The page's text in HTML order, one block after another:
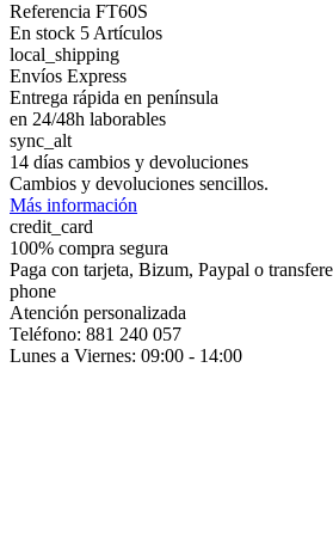
Referencia FT60S
En stock 5 Artículos
local_shipping
Envíos Express
Entrega rápida en península
en 24/48h laborables
sync_alt
14 días cambios y devoluciones
Cambios y devoluciones sencillos.
Más información
credit_card
100% compra segura
Paga con tarjeta, Bizum, Paypal o
phone
Atención personalizada
Teléfono: 881 240 057
Lunes a Viernes: 09:00 - 14:00